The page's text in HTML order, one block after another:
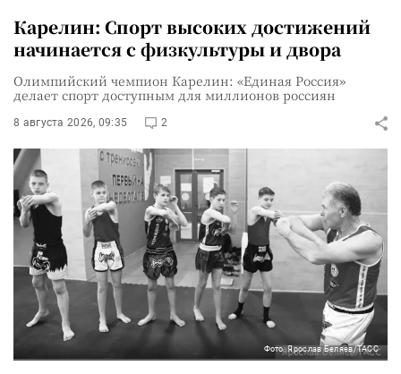
Карелин: Спорт высоких достижений
начинается с физкультуры и двора
Олимпийский чемпион Карелин: «Единая Россия»
делает спорт доступным для миллионов россиян
8 августа 2026, 09:35 2
Фото: Ярослав Беляев/ТАСС